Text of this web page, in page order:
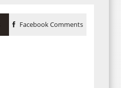
Facebook Comments